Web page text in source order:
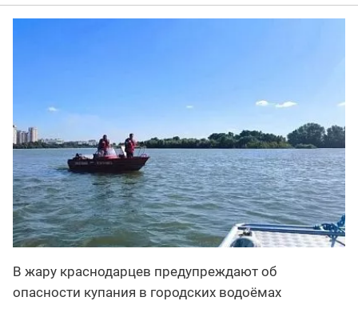
В жару краснодарцев предупреждают об
опасности купания в городских водоёмах